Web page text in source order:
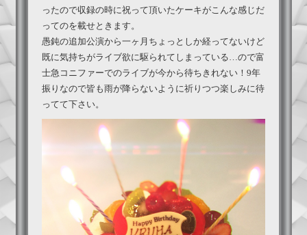
ったので収録の時に祝って頂いたケーキがこんな感じだ
ってのを載せときます。
愚鈍の追加公演から一ヶ月ちょっとしか経ってないけど
既に気持ちがライブ欲に駆られてしまっている…ので富
士急コニファーでのライブが今から待ちきれない！9年
振りなので皆も雨が降らないように祈りつつ楽しみに待
ってて下さい。